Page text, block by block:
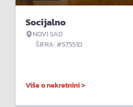
Socijalno
NOVI SAD
ŠIFRA: #575510
Više o nekretnini >